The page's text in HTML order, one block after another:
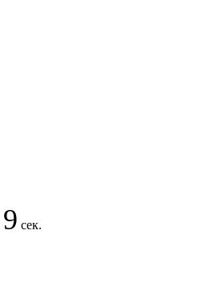
9 сек.